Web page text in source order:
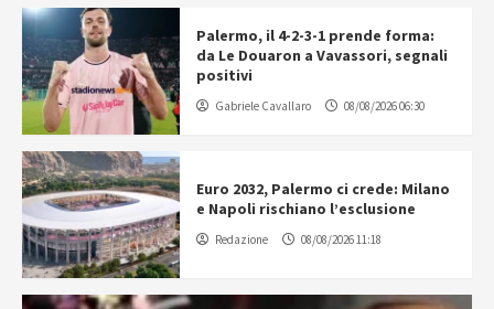
Palermo, il 4-2-3-1 prende forma:
da Le Douaron a Vavassori, segnali
positivi
Gabriele Cavallaro 08/08/2026 06:30
Euro 2032, Palermo ci crede: Milano
e Napoli rischiano l’esclusione
Redazione 08/08/2026 11:18